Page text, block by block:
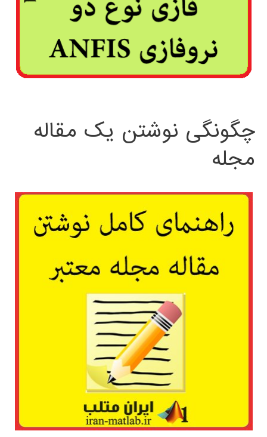
چگونگی نوشتن یک مقاله
مجله